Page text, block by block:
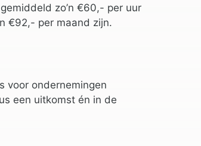
zo’n €60,- per uur
€92,- per maand zijn.
voor ondernemingen
een uitkomst én in de